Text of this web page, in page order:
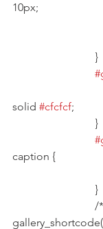
10px;
			}
solid #cfcfcf;
			}
caption {
			}